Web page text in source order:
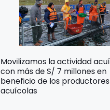
Movilizamos la actividad
con más de S/ 7 millones en
beneficio de los productores
acuícolas